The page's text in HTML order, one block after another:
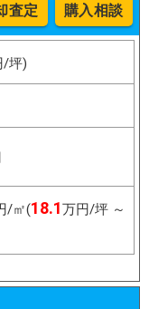
査定 購入相談
/坪)
/㎡(18.1万円/坪 ～